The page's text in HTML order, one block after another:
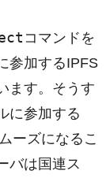
コマンドを
参加するIPFS
ます。そうす
に参加する
ーズになるこ
バは国連ス